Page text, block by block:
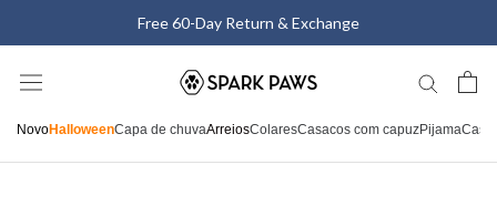
conteúdo
Free 60-Day Return & Exchange
NovoHalloweenCapa de chuvaArreiosColaresCasacos com capuzPijama